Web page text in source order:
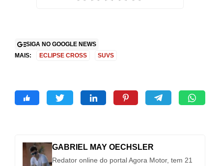
SIGA NO GOOGLE NEWS
MAIS:
ECLIPSE CROSS SUVS
GABRIEL MAY OECHSLER
Redator online do portal Agora Motor, tem 21